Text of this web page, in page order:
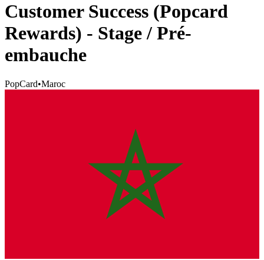
Customer Success (Popcard
Rewards) - Stage / Pré-
embauche
PopCard•Maroc